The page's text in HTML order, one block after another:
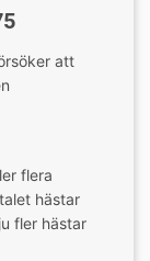
att
flera
hästar
fler hästar